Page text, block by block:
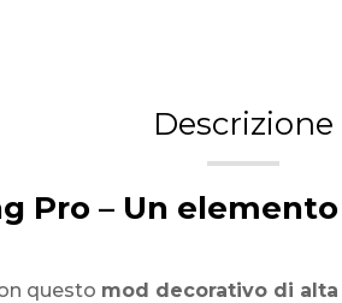
Descrizione
Pro – Un
questo mod decorativo di alta